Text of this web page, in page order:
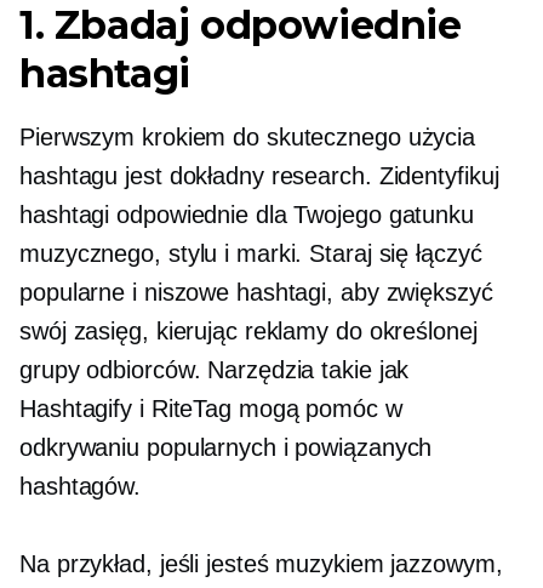
1. Zbadaj odpowiednie
hashtagi
Pierwszym krokiem do skutecznego użycia
hashtagu jest dokładny research. Zidentyfikuj
hashtagi odpowiednie dla Twojego gatunku
muzycznego, stylu i marki. Staraj się łączyć
popularne i niszowe hashtagi, aby zwiększyć
swój zasięg, kierując reklamy do określonej
grupy odbiorców. Narzędzia takie jak
Hashtagify i RiteTag mogą pomóc w
odkrywaniu popularnych i powiązanych
hashtagów.
Na przykład, jeśli jesteś muzykiem jazzowym,